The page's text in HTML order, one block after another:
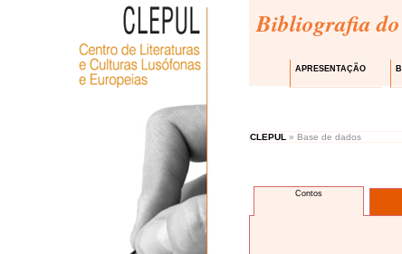
Bibliografia
APRESENTAÇÃO
CLEPUL » Base de dados
Contos